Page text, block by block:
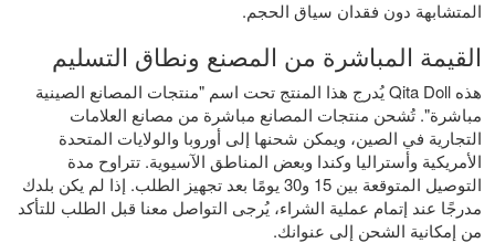
المتشابهة دون فقدان سياق الحجم.
القيمة المباشرة من المصنع ونطاق التسليم
هذه Qita Doll يُدرج هذا المنتج تحت اسم "منتجات المصانع الصينية
مباشرة". تُشحن منتجات المصانع مباشرة من مصانع العلامات
التجارية في الصين، ويمكن شحنها إلى أوروبا والولايات المتحدة
الأمريكية وأستراليا وكندا وبعض المناطق الآسيوية. تتراوح مدة
التوصيل المتوقعة بين 15 و30 يومًا بعد تجهيز الطلب. إذا لم يكن بلدك
مدرجًا عند إتمام عملية الشراء، يُرجى التواصل معنا قبل الطلب للتأكد
من إمكانية الشحن إلى عنوانك.